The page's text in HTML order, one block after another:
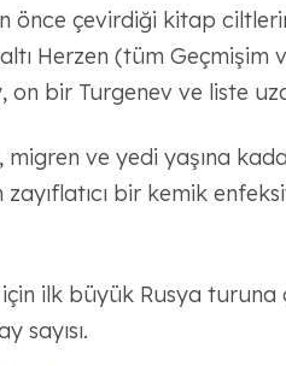
önce çevirdiği kitap
Herzen (tüm Geçmişim
on bir Turgenev ve liste
ve yedi yaşına
bir kemik
ilk büyük Rusya turuna
sayısı.